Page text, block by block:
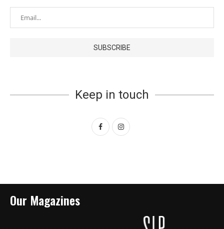
Keep in touch
Our Magazines